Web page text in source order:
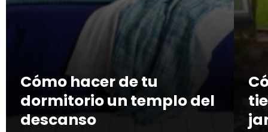
Cómo hacer de tu
dormitorio un templo del
descanso